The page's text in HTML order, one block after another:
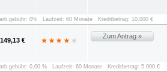
0% Laufzeit: 60 Monate Kreditbetrag: 10.000 €
149,13 €
Zum Antrag »
0,00 % Laufzeit: 60 Monate Kreditbetrag: 5.000 €